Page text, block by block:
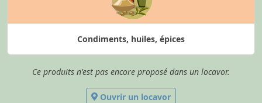
Condiments, huiles, épices
Ce produits n'est pas encore proposé dans un locavor.
Ouvrir un locavor